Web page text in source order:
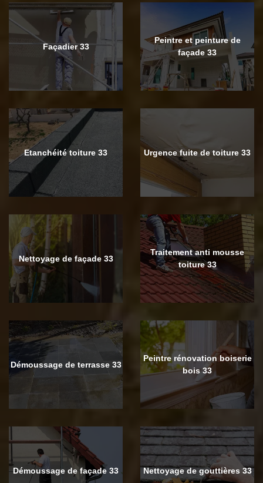
Façadier 33
Peintre et peinture de
façade 33
Etanchéité toiture 33 Urgence fuite de toiture 33
Nettoyage de façade 33
Traitement anti mousse
toiture 33
Démoussage de terrasse 33
Peintre rénovation boiserie
bois 33
Démoussage de façade 33 Nettoyage de gouttières 33